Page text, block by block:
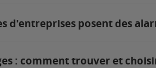
d'entreprises posent des
: comment trouver et